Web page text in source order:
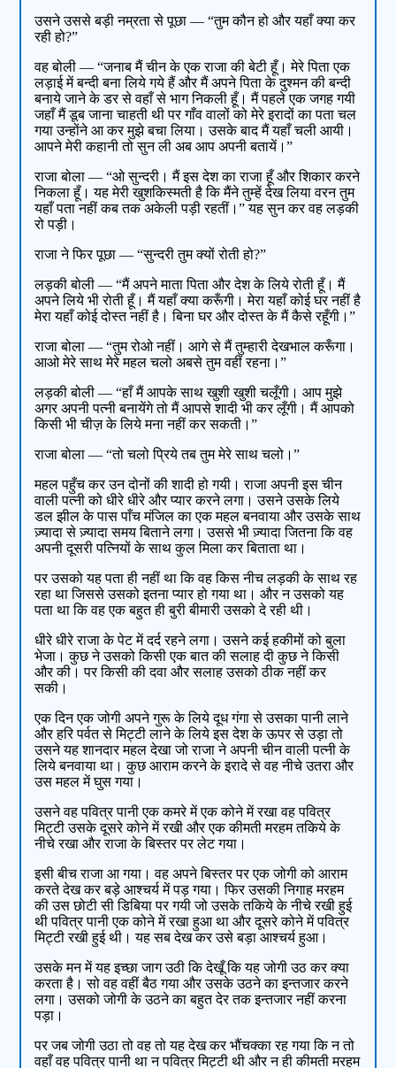
उसने उससे बड़ी नम्रता से पूछा — “तुम कौन हो और यहाँ क्या कर
रही हो?”
वह बोली — “जनाब मैं चीन के एक राजा की बेटी हूँ। मेरे पिता एक
लड़ाई में बन्दी बना लिये गये हैं और मैं अपने पिता के दुश्मन की बन्दी
बनाये जाने के डर से वहाँ से भाग निकली हूँ। मैं पहले एक जगह गयी
जहाँ मैं डूब जाना चाहती थी पर गाँव वालों को मेरे इरादों का पता चल
गया उन्होंने आ कर मुझे बचा लिया। उसके बाद मैं यहाँ चली आयी।
आपने मेरी कहानी तो सुन ली अब आप अपनी बतायें।”
राजा बोला — “ओ सुन्दरी। मैं इस देश का राजा हूँ और शिकार करने
निकला हूँ। यह मेरी खुशकिस्मती है कि मैंने तुम्हें देख लिया वरन तुम
यहाँ पता नहीं कब तक अकेली पड़ी रहतीं।” यह सुन कर वह लड़की
रो पड़ी।
राजा ने फिर पूछा — “सुन्दरी तुम क्यों रोती हो?”
लड़की बोली — “मैं अपने माता पिता और देश के लिये रोती हूँ। मैं
अपने लिये भी रोती हूँ। मैं यहाँ क्या करूँगी। मेरा यहाँ कोई घर नहीं है
मेरा यहाँ कोई दोस्त नहीं है। बिना घर और दोस्त के मैं कैसे रहूँगी।”
राजा बोला — “तुम रोओ नहीं। आगे से मैं तुम्हारी देखभाल करूँगा।
आओ मेरे साथ मेरे महल चलो अबसे तुम वहीं रहना।”
लड़की बोली — “हाँ मैं आपके साथ खुशी खुशी चलूँगी। आप मुझे
अगर अपनी पत्नी बनायेंगे तो मैं आपसे शादी भी कर लूँगी। मैं आपको
किसी भी चीज़ के लिये मना नहीं कर सकती।”
राजा बोला — “तो चलो प्रिये तब तुम मेरे साथ चलो।”
महल पहुँच कर उन दोनों की शादी हो गयी। राजा अपनी इस चीन
वाली पत्नी को धीरे धीरे और प्यार करने लगा। उसने उसके लिये
डल झील के पास पाँच मंजिल का एक महल बनवाया और उसके साथ
ज़्यादा से ज़्यादा समय बिताने लगा। उससे भी ज़्यादा जितना कि वह
अपनी दूसरी पत्नियों के साथ कुल मिला कर बिताता था।
पर उसको यह पता ही नहीं था कि वह किस नीच लड़की के साथ रह
रहा था जिससे उसको इतना प्यार हो गया था। और न उसको यह
पता था कि वह एक बहुत ही बुरी बीमारी उसको दे रही थी।
धीरे धीरे राजा के पेट में दर्द रहने लगा। उसने कई हकीमों को बुला
भेजा। कुछ ने उसको किसी एक बात की सलाह दी कुछ ने किसी
और की। पर किसी की दवा और सलाह उसको ठीक नहीं कर
सकी।
एक दिन एक जोगी अपने गुरू के लिये दूध गंगा से उसका पानी लाने
और हरि पर्वत से मिट्टी लाने के लिये इस देश के ऊपर से उड़ा तो
उसने यह शानदार महल देखा जो राजा ने अपनी चीन वाली पत्नी के
लिये बनवाया था। कुछ आराम करने के इरादे से वह नीचे उतरा और
उस महल में घुस गया।
उसने वह पवित्र पानी एक कमरे में एक कोने में रखा वह पवित्र
मिट्टी उसके दूसरे कोने में रखी और एक कीमती मरहम तकिये के
नीचे रखा और राजा के बिस्तर पर लेट गया।
इसी बीच राजा आ गया। वह अपने बिस्तर पर एक जोगी को आराम
करते देख कर बड़े आश्चर्य में पड़ गया। फिर उसकी निगाह मरहम
की उस छोटी सी डिबिया पर गयी जो उसके तकिये के नीचे रखी हुई
थी पवित्र पानी एक कोने में रखा हुआ था और दूसरे कोने में पवित्र
मिट्टी रखी हुई थी। यह सब देख कर उसे बड़ा आश्चर्य हुआ।
उसके मन में यह इच्छा जाग उठी कि देखूँ कि यह जोगी उठ कर क्या
करता है। सो वह वहीं बैठ गया और उसके उठने का इन्तजार करने
लगा। उसको जोगी के उठने का बहुत देर तक इन्तजार नहीं करना
पड़ा।
पर जब जोगी उठा तो वह तो यह देख कर भौंचक्का रह गया कि न तो
वहाँ वह पवित्र पानी था न पवित्र मिट्टी थी और न ही कीमती मरहम